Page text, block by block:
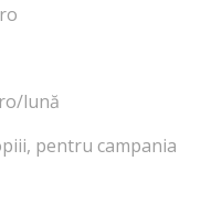
lună
pentru campania